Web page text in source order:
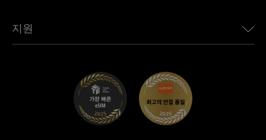
모든 목적지 보기
Mini용 Ubigi
Maserati용 Ubigi
Ubigi 앱
제휴 프로그램
지원